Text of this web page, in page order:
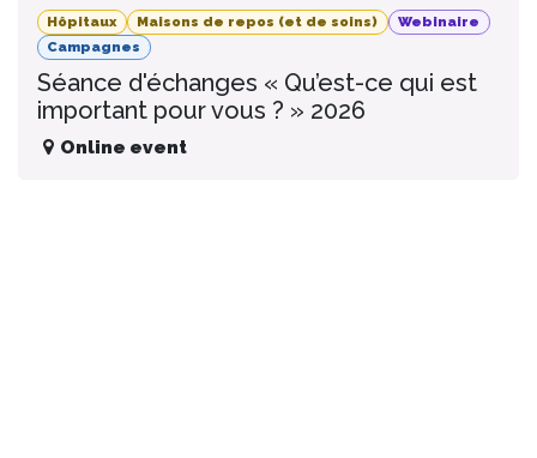
Hôpitaux Maisons de repos (et de soins)
Webinaire
Campagnes
Séance d'échanges « Qu’est-ce qui est
important pour vous ? » 2026
Online event